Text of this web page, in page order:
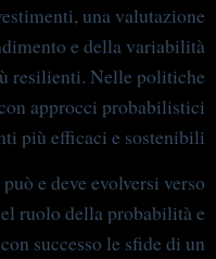
una valutazione
e della variabilità
resilienti. Nelle politiche
approcci probabilistici
più efficaci e sostenibili.
e deve evolversi verso
ruolo della probabilità e
successo le sfide di un